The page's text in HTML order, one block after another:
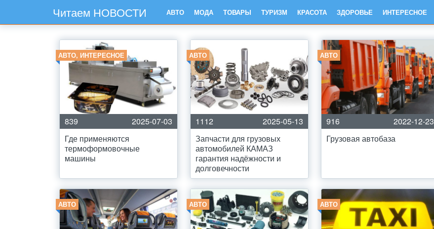
Читаем НОВОСТИ АВТО МОДА ТОВАРЫ ТУРИЗМ КРАСОТА ЗДОРОВЬЕ ИНТЕРЕСНОЕ
АВТО, ИНТЕРЕСНОЕ
839
2025-07-03
Где применяются
термоформовочные
машины
АВТО
1112
2025-05-13
Запчасти для грузовых
автомобилей КАМАЗ
гарантия надёжности и
долговечности
АВТО
916
2022-12-23
Грузовая автобаза
АВТО АВТО АВТО